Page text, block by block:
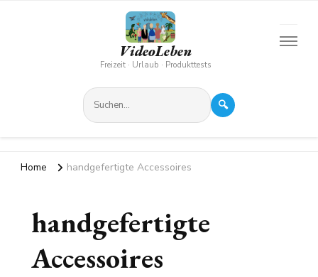
VideoLeben
Freizeit · Urlaub · Produkttests
🔍
Home handgefertigte Accessoires
handgefertigte
Accessoires